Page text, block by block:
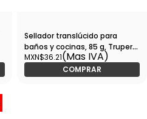
Sellador translúcido para
baños y cocinas, 85 g, Truper-
SIL-85BCT / 18567
MXN$36.21(Mas IVA)
COMPRAR